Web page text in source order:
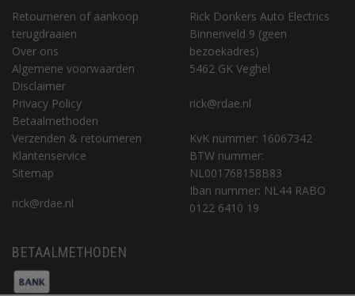
Retourneren of aankoop
terugdraaien
Over ons
Algemene voorwaarden
Disclaimer
Privacy Policy
Betaalmethoden
Verzenden & retourneren
Klantenservice
Sitemap
rick@rdae.nl
Rick Donkers Auto Electrics
Binnenveld 9 (geen
bezoekadres)
5462 GK Veghel
rick@rdae.nl
KvK nummer: 16067342
BTW nummer:
NL001768158B83
Iban nummer: NL44 RABO
0122 6410 19
BETAALMETHODEN